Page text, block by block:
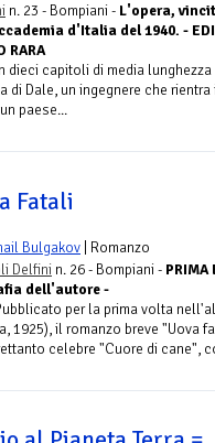
n. 23 - Bompiani - L'opera,
d'Italia del 1940. -
RARA
dieci capitoli di media
di Dale, un ingegnere che
paese...
Fatali
Bulgakov | Romanzo
Delfini n. 26 - Bompiani - PRIMA
dell'autore -
per la prima volta
1925), il romanzo breve "Uova
celebre "Cuore di cane",